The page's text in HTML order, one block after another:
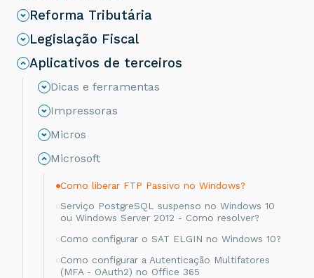
Reforma Tributária
Legislação Fiscal
Aplicativos de terceiros
Dicas e ferramentas
Impressoras
Micros
Microsoft
Como liberar FTP Passivo no Windows?
Serviço PostgreSQL suspenso no Windows 10
ou Windows Server 2012 - Como resolver?
Como configurar o SAT ELGIN no Windows 10?
Como configurar a Autenticação Multifatores
(MFA - OAuth2) no Office 365